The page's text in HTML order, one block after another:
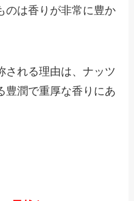
のは香りが非常に豊か
される理由は、ナッツ
豊潤で重厚な香りにあ